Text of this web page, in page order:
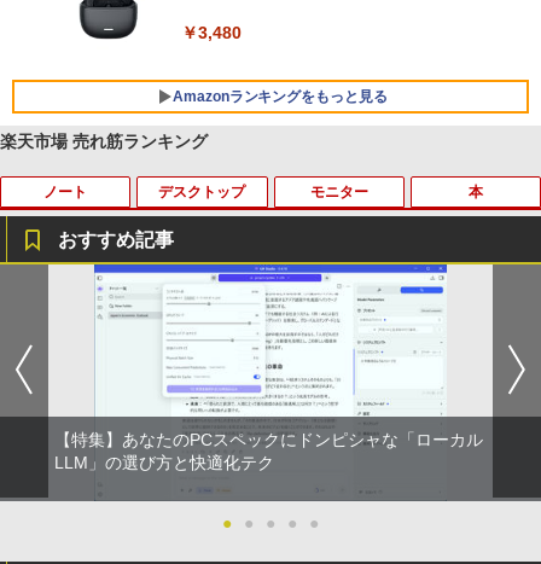
￥3,480
Amazonランキングをもっと見る
BRUCE WAYNE feat. Flo Milli, ATL Jacob
[Explicit]
￥250
BRUCE WAYNE feat. Flo Milli, ATL Jacob
[Explicit]
￥250
見知らぬ糸
by Amazon 天然水 ラベルレス 500ml ×24本
富士山の天然水 バナジウム含有 水 ミネラル
ットル (Smart Basic)
￥1,380
【Amazon.co.jp限定】 い・ろ・は・す 2L P
ET ラベルレス ×8本
￥1,112
by Amazon 天然水ラベルレス 2L×9本
薬屋のひとりごと 17巻 (デジタル版ビッグガ
ンガンコミックス)
￥770
異世界居酒屋「のぶ」(22) (角川コミックス・
エース)
￥832
ONE PIECE モノクロ版 115 (ジャンプコミッ
クスDIGITAL)
楽天市場 売れ筋ランキング
ノート
【中古】Apple アップル 純正 Magic Tra
ckpad2 MJ2R2J/A マジック トラックパ
ッド2 タッチパッド A1535 バッテリー内
蔵 ワイヤレス Bluetooth OS X 10.11以
降 中古
￥11,980
2
中古パソコン | Panasonic | Let's note
CF-SZ6RDQVS | Windows11 | ノートP
デスクトップ
【マラソン限定30%OFF】中古 HP ProD
esk 400 G5 DM 6GE69AV Core i3 9100
T 第9世代CPU メモリ8GB SSD128GB
Windows11Home 1年保証 Bランク デス
クトップパソコン【CA】 中古デスクト
ップPC 中古デスクトップパソコン 中古
パソコン 中古PC HPパソコン パソコンデ
スクトップ
￥16,800
モニター
HP フレームレス モニター 23.8インチ P
24v G4 IPSパネル フルHD HDMI VGA 中
古モニター
￥7,700
【15%OFFクーポン】KOORUI モニター
Hz 液晶モニター VA/ IPSパネル ゲーミン
グモニター サブモニター FHD WQHD ブ
本
杖と剣のウィストリア（16） 【電子書
籍】[ 大森藤ノ ]
天は赤い河のほとり 全28巻完結セット
￥19,500
おすすめ記事
【特集】あなたのPCスペックにドンピシャな「ローカル
LLM」の選び方と快適化テク
● ● ● ● ●